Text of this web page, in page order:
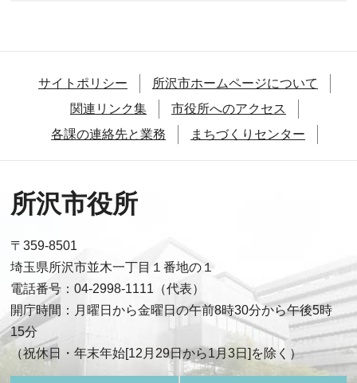
サイトポリシー
所沢市ホームページについて
関連リンク集
市役所へのアクセス
各課の連絡先と業務
まちづくりセンター
所沢市役所
〒359-8501
埼玉県所沢市並木一丁目１番地の１
電話番号：04-2998-1111（代表）
開庁時間：月曜日から金曜日の午前8時30分から午後5時
15分
（祝休日・年末年始[12月29日から1月3日]を除く）